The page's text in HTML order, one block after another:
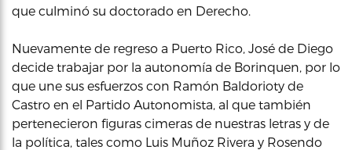
que culminó su doctorado en Derecho.
Nuevamente de regreso a Puerto Rico, José de Diego
decide trabajar por la autonomía de Borinquen, por lo
que une sus esfuerzos con Ramón Baldorioty de
Castro en el Partido Autonomista, al que también
pertenecieron figuras cimeras de nuestras letras y de
la política, tales como Luis Muñoz Rivera y Rosendo